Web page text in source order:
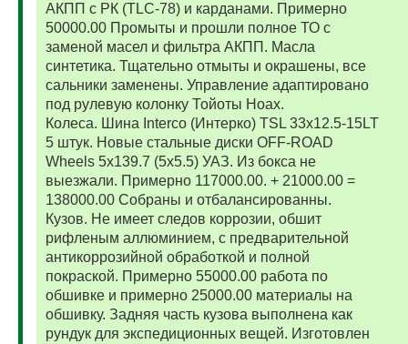
АКПП с РК (TLC-78) и карданами. Примерно
50000.00 Промыты и прошли полное ТО с
заменой масел и фильтра АКПП. Масла
синтетика. Тщательно отмыты и окрашены, все
сальники заменены. Управление адаптировано
под рулевую колонку Тойоты Ноах.
Колеса. Шина Interco (Интерко) TSL 33x12.5-15LT
5 штук. Новые стальные диски OFF-ROAD
Wheels 5x139.7 (5x5.5) УАЗ. Из бокса не
выезжали. Примерно 117000.00. + 21000.00 =
138000.00 Собраны и отбалансированны.
Кузов. Не имеет следов коррозии, обшит
рифленым аллюминием, с предварительной
антикоррозийной обработкой и полной
покраской. Примерно 55000.00 работа по
обшивке и примерно 25000.00 материалы на
обшивку. Задняя часть кузова выполнена как
рундук для экспедиционных вещей. Изготовлен